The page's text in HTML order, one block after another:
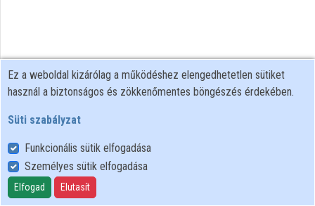
Felhasználói szabályzat
Adatkezelési tájékoztató
Süti szabályzat
Ez a weboldal kizárólag a működéshez elengedhetetlen sütiket
használ a biztonságos és zökkenőmentes böngészés érdekében.
Süti szabályzat
Funkcionális sütik elfogadása
Személyes sütik elfogadása
Elfogad Elutasít